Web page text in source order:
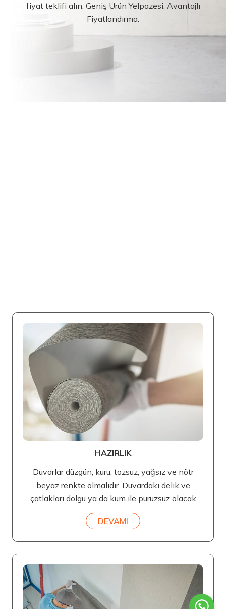
fiyat teklifi alın. Geniş Ürün Yelpazesi. Avantajlı
Fiyatlandırma.
HAZIRLIK
Duvarlar düzgün, kuru, tozsuz, yağsız ve nötr
beyaz renkte olmalıdır. Duvardaki delik ve
çatlakları dolgu ya da kum ile pürüzsüz olacak
DEVAMI